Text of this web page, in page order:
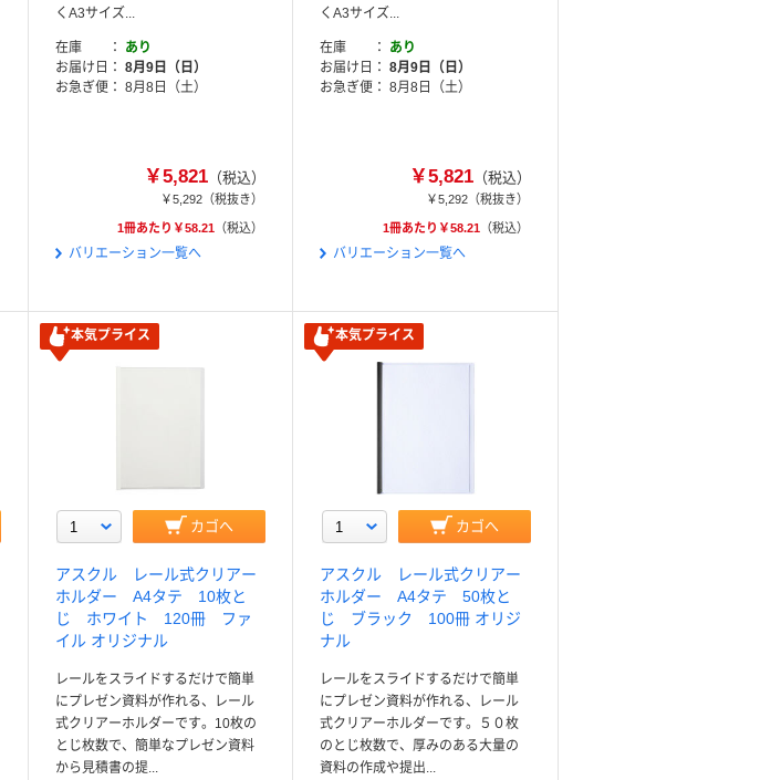
くA3サイズ...
在庫
あり
お届け日
8月9日（日）
お急ぎ便
8月8日（土）
￥5,821 （税込）
￥5,292 （税抜き）
1冊あたり￥58.21 （税込）
バリエーション一覧へ
くA3サイズ...
在庫
あり
お届け日
8月9日（日）
お急ぎ便
8月8日（土）
￥5,821 （税込）
￥5,292 （税抜き）
1冊あたり￥58.21 （税込）
バリエーション一覧へ
本気プライス
カゴへ
アスクル レール式クリアー
ホルダー A4タテ 10枚と
じ ホワイト 120冊 ファ
イル オリジナル
レールをスライドするだけで簡単
にプレゼン資料が作れる、レール
式クリアーホルダーです。10枚の
とじ枚数で、簡単なプレゼン資料
から見積書の提...
本気プライス
カゴへ
アスクル レール式クリアー
ホルダー A4タテ 50枚と
じ ブラック 100冊 オリジ
ナル
レールをスライドするだけで簡単
にプレゼン資料が作れる、レール
式クリアーホルダーです。５０枚
のとじ枚数で、厚みのある大量の
資料の作成や提出...